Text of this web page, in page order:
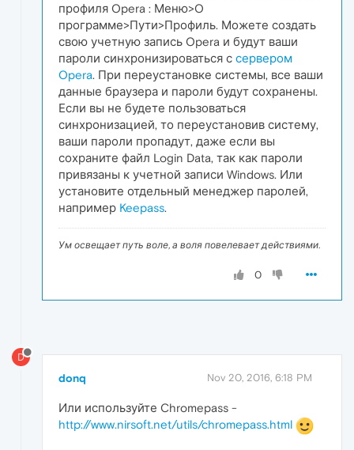
профиля Opera : Меню>O
программе>Пути>Профиль. Можете создать
свою учетную запись Opera и будут ваши
пароли синхронизироваться с сервером
Opera. При переустановке системы, все ваши
данные браузера и пароли будут сохранены.
Если вы не будете пользоваться
синхронизацией, то переустановив систему,
ваши пароли пропадут, даже если вы
сохраните файл Login Data, так как пароли
привязаны к учетной записи Windows. Или
установите отдельный менеджер паролей,
например Keepass.
Ум освещает путь воле, а воля повелевает действиями.
0
D
donq Nov 20, 2016, 6:18 PM
Или используйте Chromepass -
http://www.nirsoft.net/utils/chromepass.html